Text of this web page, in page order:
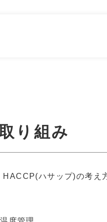
社員インタ
り組み
HACCP(ハサップ)の考え